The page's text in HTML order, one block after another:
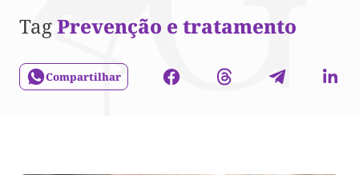
TagPrevenção e tratamento
Compartilhar